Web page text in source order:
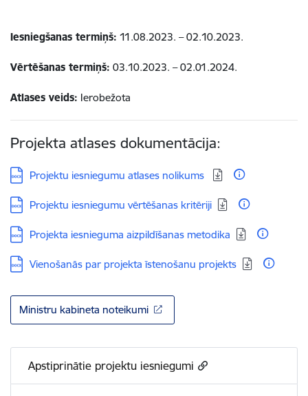
Iesniegšanas termiņš: 11.08.2023. – 02.10.2023.
Vērtēšanas termiņš: 03.10.2023. – 02.01.2024.
Atlases veids: Ierobežota
Projekta atlases dokumentācija:
Lejupielādēt:
Projektu iesniegumu atlases nolikums
Lejupielādēt:
Projektu iesniegumu vērtēšanas kritēriji
Lejupielādēt:
Projekta iesnieguma aizpildīšanas metodika
Lejupielādēt:
Vienošanās par projekta īstenošanu projekts
Ministru kabineta noteikumi
Apstiprinātie projektu iesniegumi